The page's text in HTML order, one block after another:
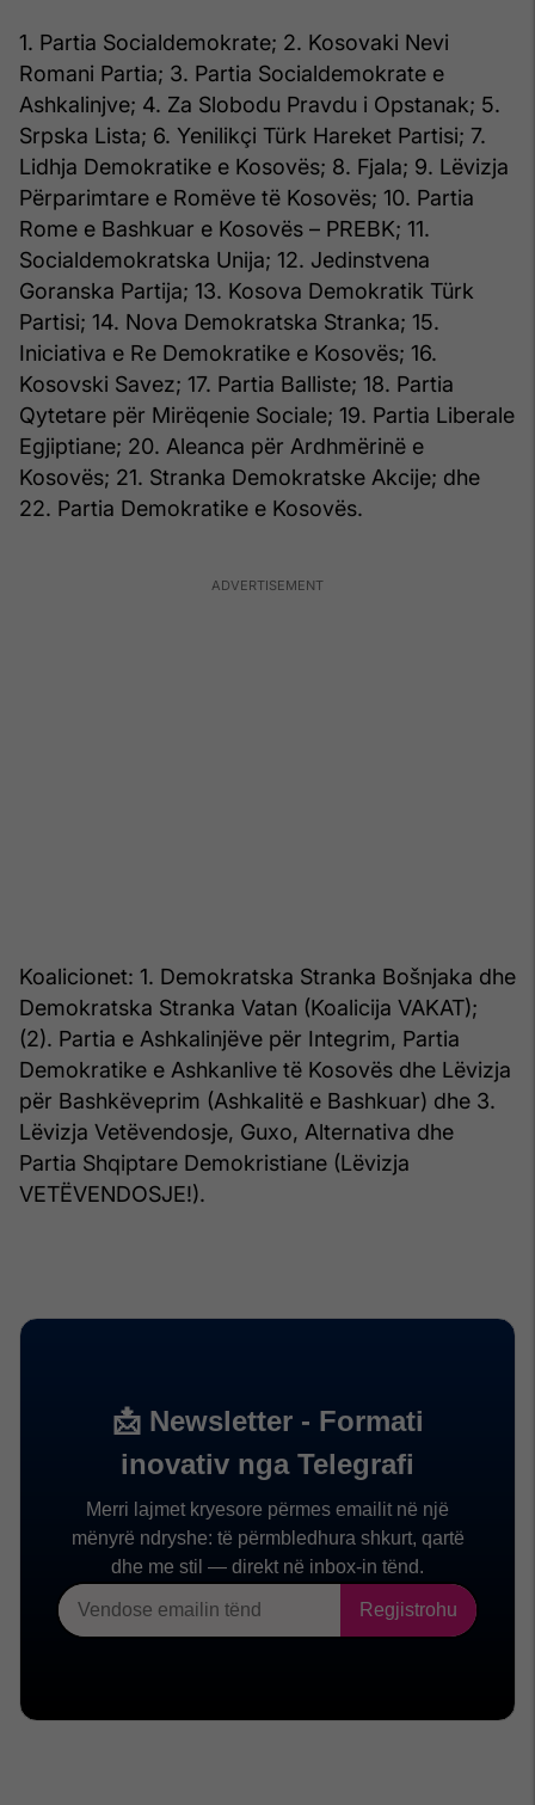
1. Partia Socialdemokrate; 2. Kosovaki Nevi
Romani Partia; 3. Partia Socialdemokrate e
Ashkalinjve; 4. Za Slobodu Pravdu i Opstanak; 5.
Srpska Lista; 6. Yenilikçi Türk Hareket Partisi; 7.
Lidhja Demokratike e Kosovës; 8. Fjala; 9. Lëvizja
Përparimtare e Romëve të Kosovës; 10. Partia
Rome e Bashkuar e Kosovës – PREBK; 11.
Socialdemokratska Unija; 12. Jedinstvena
Goranska Partija; 13. Kosova Demokratik Türk
Partisi; 14. Nova Demokratska Stranka; 15.
Iniciativa e Re Demokratike e Kosovës; 16.
Kosovski Savez; 17. Partia Balliste; 18. Partia
Qytetare për Mirëqenie Sociale; 19. Partia Liberale
Egjiptiane; 20. Aleanca për Ardhmërinë e
Kosovës; 21. Stranka Demokratske Akcije; dhe
22. Partia Demokratike e Kosovës.
Koalicionet: 1. Demokratska Stranka Bošnjaka dhe
Demokratska Stranka Vatan (Koalicija VAKAT);
(2). Partia e Ashkalinjëve për Integrim, Partia
Demokratike e Ashkanlive të Kosovës dhe Lëvizja
për Bashkëveprim (Ashkalitë e Bashkuar) dhe 3.
Lëvizja Vetëvendosje, Guxo, Alternativa dhe
Partia Shqiptare Demokristiane (Lëvizja
VETËVENDOSJE!).